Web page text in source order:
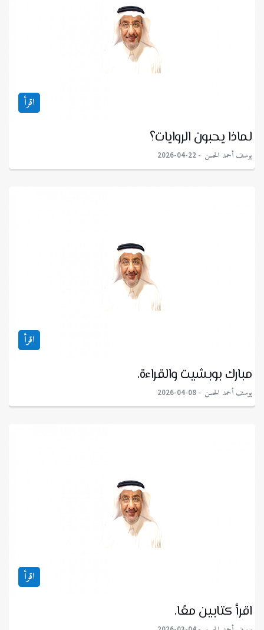
اقرأ
لماذا يحبون الروايات؟
يوسف أحمد الحسن 2026-04-22
اقرأ
مبارك بوبشيت والقراءة.
يوسف أحمد الحسن 2026-04-08
اقرأ
اقرأ كتابين معًا.